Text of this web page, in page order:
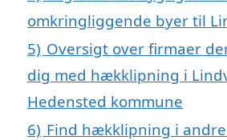
omkringliggende byer til
5) Oversigt over firmaer
dig med hækklipning i
Hedensted kommune
6) Find hækklipning i